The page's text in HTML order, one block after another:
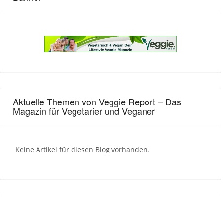
Aktuelle Themen von Veggie Report – Das
Magazin für Vegetarier und Veganer
Keine Artikel für diesen Blog vorhanden.